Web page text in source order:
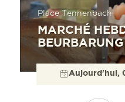
Place Tennenbach
MARCHÉ
BEURBARUNG
Aujourd'hui,